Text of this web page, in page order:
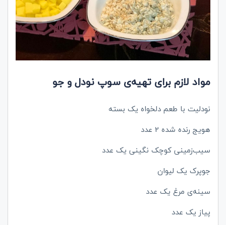
مواد لازم برای تهیه‌ی سوپ نودل و جو
نودلیت با طعم دلخواه یک بسته
هویج رنده شده 2 عدد
سیب‌زمینی کوچک نگینی یک عدد
جوپرک یک لیوان
سینه‌ی مرغ یک عدد
پیاز یک عدد